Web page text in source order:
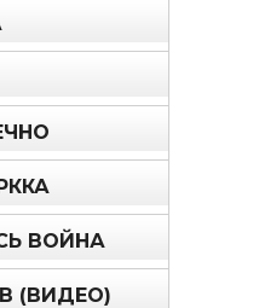
ВОЙНА
(ВИДЕО)